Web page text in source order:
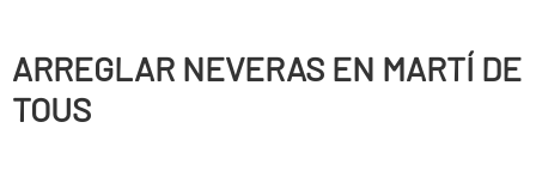
ARREGLAR NEVERAS EN MARTÍ DE
TOUS